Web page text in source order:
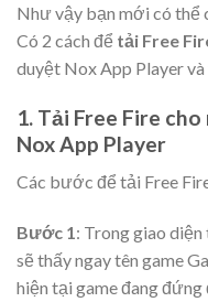
Như vậy bạn mới có thể
Có 2 cách để tải Free
duyệt Nox App Player
1. Tải Free Fire
Nox App Player
Các bước để tải Free
Bước 1: Trong giao
sẽ thấy ngay tên game
hiện tại game đang đứng